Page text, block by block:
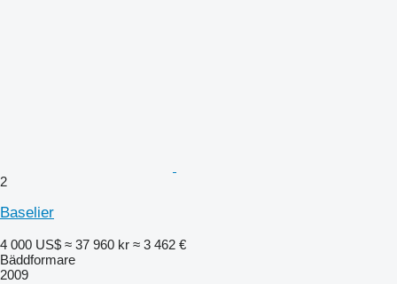
2
Baselier
4 000 US$ ≈ 37 960 kr ≈ 3 462 €
Bäddformare
2009